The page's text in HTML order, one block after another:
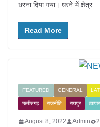
धरना दिया गया। धरने में क्षेत्र
Read More
FEATURED GENERAL
छत्तीसगढ़ राजनीति रायपुर व्यापार
August 8, 2022 Admin